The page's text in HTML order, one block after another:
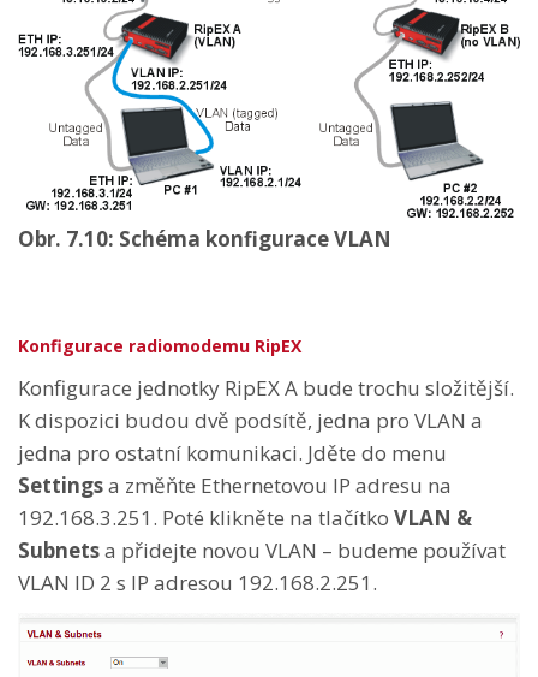
Obr. 7.10: Schéma konfigurace VLAN
Konfigurace radiomodemu RipEX
Konfigurace jednotky RipEX A bude trochu složitější.
K dispozici budou dvě podsítě, jedna pro VLAN a
jedna pro ostatní komunikaci. Jděte do menu
Settingsa změňte Ethernetovou IP adresu na
192.168.3.251. Poté klikněte na tlačítko VLAN &
Subnetsa přidejte novou VLAN – budeme používat
VLAN ID 2 s IP adresou 192.168.2.251.